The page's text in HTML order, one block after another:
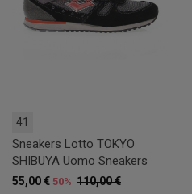
41
Sneakers Lotto TOKYO
SHIBUYA Uomo Sneakers
110,00 €
55,00 € 50%